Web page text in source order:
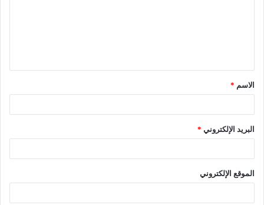
ق
*
الاسم *
البريد الإلكتروني *
الموقع الإلكتروني